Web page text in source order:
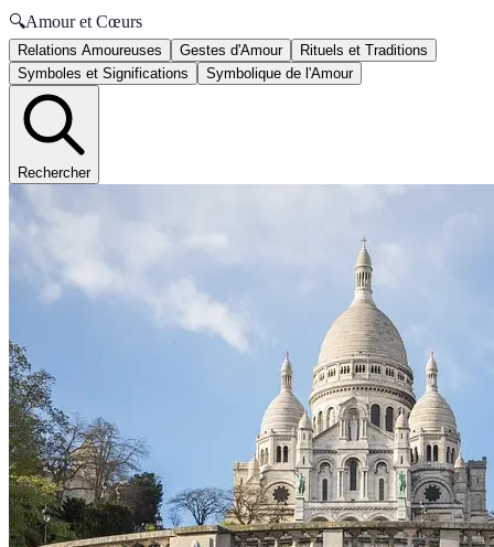
🔍Amour et Cœurs
Relations Amoureuses Gestes d'Amour
Rituels et Traditions
Symboles et Significations
Symbolique de l'Amour
Rechercher